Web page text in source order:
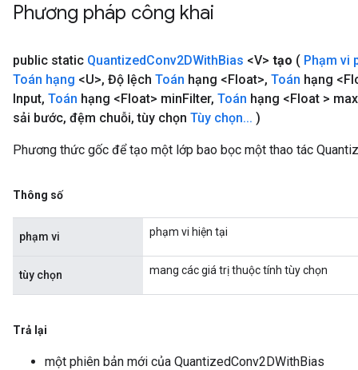
Phương pháp công khai
public static QuantizedConv2DWithBias <V> tạo ( Phạm vi
Toán hạng <U>, Độ lệch Toán hạng <Float>, Toán hạng
Input, Toán hạng <Float> minFilter, Toán hạng <Float > max
sải bước, đệm chuỗi, tùy chọn Tùy chọn... )
Phương thức gốc để tạo một lớp bao bọc một thao tác
Thông số
phạm vi phạm vi hiện tại
tùy chọn mang các giá trị thuộc tính tùy chọn
Trả lại
một phiên bản mới của QuantizedConv2DWithBias